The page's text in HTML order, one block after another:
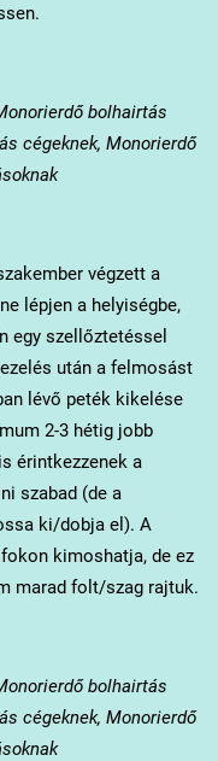
bolhairtás
cégeknek, Monorierdő
végzett a
lépjen a helyiségbe,
egy szellőztetéssel
után a felmosást
lévő peték kikelése
2-3 hétig jobb
érintkezzenek a
szabad (de a
ki/dobja el). A
kimoshatja, de ez
marad folt/szag rajtuk.
bolhairtás
cégeknek, Monorierdő